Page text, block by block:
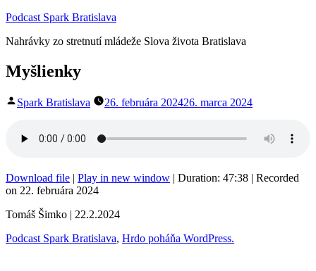
Prejsť
obsah
Podcast Spark Bratislava
Nahrávky zo stretnutí mládeže Slova života Bratislava
Myšlienky
Publikoval
Spark Bratislava 26. februára 202426. marca 2024
Download file | Play in new window | Duration: 47:38 | Recorded
on 22. februára 2024
Tomáš Šimko | 22.2.2024
Podcast Spark Bratislava, Hrdo poháňa WordPress.